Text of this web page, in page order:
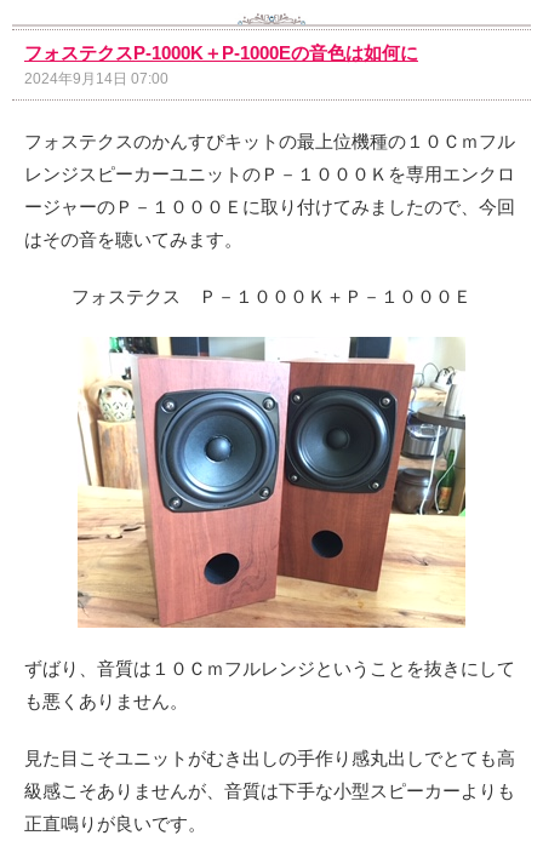
フォステクスP-1000K＋P-1000Eの音色は如何に
2024年9月14日 07:00
フォステクスのかんすぴキットの最上位機種の１０Ｃｍフル
レンジスピーカーユニットのＰ－１０００Ｋを専用エンクロ
ージャーのＰ－１０００Ｅに取り付けてみましたので、今回
はその音を聴いてみます。
フォステクス Ｐ－１０００Ｋ＋Ｐ－１０００Ｅ
ずばり、音質は１０Ｃｍフルレンジということを抜きにして
も悪くありません。
見た目こそユニットがむき出しの手作り感丸出しでとても高
級感こそありませんが、音質は下手な小型スピーカーよりも
正直鳴りが良いです。